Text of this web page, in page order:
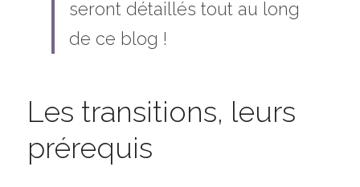
seront détaillés tout au long
de ce blog !
Les transitions, leurs
prérequis